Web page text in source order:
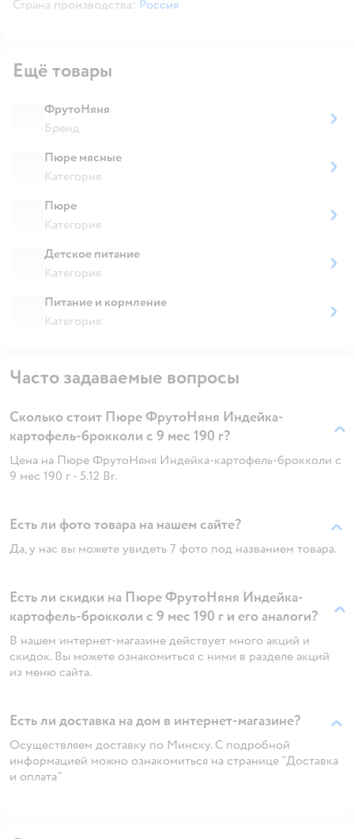
Страна производства: Россия
Ещё товары
ФрутоНяня
Бренд
Пюре мясные
Категория
Пюре
Категория
Детское питание
Категория
Питание и кормление
Категория
Часто задаваемые вопросы
Сколько стоит Пюре ФрутоНяня Индейка-
картофель-брокколи с 9 мес 190 г?
Цена на Пюре ФрутоНяня Индейка-картофель-брокколи с
9 мес 190 г - 5.12 Br.
Есть ли фото товара на нашем сайте?
Да, у нас вы можете увидеть 7 фото под названием товара.
Есть ли скидки на Пюре ФрутоНяня Индейка-
картофель-брокколи с 9 мес 190 г и его аналоги?
В нашем интернет-магазине действует много акций и
скидок. Вы можете ознакомиться с ними в разделе акций
из меню сайта.
Есть ли доставка на дом в интернет-магазине?
Осуществляем доставку по Минску. С подробной
информацией можно ознакомиться на странице "Доставка
и оплата"